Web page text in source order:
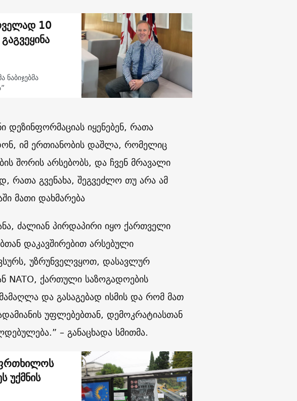
10
დეზინფორმაციას იყენებენ, რათა
იმ ერთიანობის დაშლა, რომელიც
შორის არსებობს, და ჩვენ მრავალი
გვენახა, შეგვეძლო თუ არა ამ
მათი დახმარება
ძალიან პირდაპირი იყო ქართველი
დაკავშირებით არსებული
უზრუნველვყოთ, დასავლურ
NATO, ქართული საზოგადოების
და გასაგებად ისმის და რომ მათ
უფლებებთან, დემოკრატიასთან
– განაცხადა სმითმა.
უქმნის